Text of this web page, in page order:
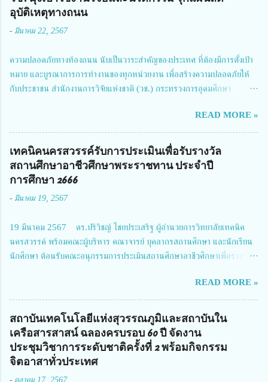
อุบัติเหตุทางถนน
- มีนาคม 22, 2567
ความปลอดภัยทางท้องถนน นับเป็นวาระสำคัญของประเทศ ที่ต้องมีการตั้งเป้า
หมาย และบูรณาการการทำงานของทุกหน่วยงาน เพื่อสร้างความปลอดภัยให้
กับประชาชน สำนักงานการวิจัยแห่งชาติ (วช.) กระทรวงการอุดมศึกษา
สมาคมวิศวกรรมชีวการแพทย์ไทย จัดการประชุมเผยแพร่ผลการดำเนินงาน
โครงการการวิจัยเชิงปฏิบัติการโดยบูรณาการทุกภาคส่วน เพื่อลดอุบัติเหตุและ
การเสียชีวิตให้สอดคล้องกับเป้าหมายแผนแม่บทฉบับที่ 5 ในวันที่ 22 มีนาคม
2567 โดยมี ดร.วิภารัตน์ ดีอ่อง ผู้อำนวยการสำนักงานการวิจัยแห่งชาติ เป็น
ประธานในพิธีเปิดพร้อมให้นโยบายการผลักดันงานวิจัยเพื่อความปลอดภัยทาง
การประชุมในครั้งนี้ นางสาวสตตกมล เกียรติพานิช ผู้อำนวยการกองบริหารทุน
Richmond Stylish Convention Hotel จังหวัดนนทบุรี ดร.วิภารัตน์ ดีอ่อง
ผู้อำนวยการสำนักงานการวิจัยแห่งชาติ กล่าวว่า วช. ในฐานะหน่วยงานบริหาร
จัดการทุนวิจัยและนวัตกรรมได้เล็งเห็นถึงความสำคัญของกา...
READ MORE »
เทคนิคนครสวรรค์รับการประเมินเพื่อรับรางวัล
สถานศึกษาอาชีวศึกษาพระราชทาน ประจำปี
การศึกษา 2666
- มีนาคม 19, 2567
19 มีนาคม 2567 ดร.ปริวิชญ์ ไชยประเสริฐ ผู้อำนวยการวิทยาลัยเทคนิค
นครสวรรค์ พร้อมคณะผู้บริหาร คณาจารย์ บุคลากรสถานศึกษา และนักเรียน
นักศึกษา ต้อนรับคณะอนุกรรมการประเมินสถานศึกษาอาชีวศึกษาเพื่อรางวัล
นายจักรภพ เนวะมาตย์ ผู้อำนวยการวิทยาลัยเทคนิคตาก ประธานคณะอนุกร
รมการฯ 1.นายวณิชา คณะใน ผู้ทรงคุณวุฒิ 2.นายภัทธาวุธ โพธา ผู้อำนวย
การวิทยาลัยสารพัดช่างกำแพงเพชร 3.นางสาวหัตถาภรณ์ เสาร์เรือน ผู้อำนวย
การวิทยาลัยการอาชีพบ้านตาก 4.นางเพ็ญศรี ขุนทอง ผู้อำนวยการวิทยาลัย
การอาชีพรัตนประสิทธิ์วิทย์ 5.นายธเนศ คงวังทอง ผู้อำนวยการวิทยาลัย
เกษตรและเทคโนโลยีพิจิตร 6.นายชัยณรงค์ คชมาตย์ ผู้อำนวยการวิทยาลัย
READ MORE »
สถาบันเทคโนโลยีแห่งสุวรรณภูมิและสถาบันใน
เครือสารสาสน์ ฉลองครบรอบ 60 ปี จัดงาน
ประชุมวิชาการระดับชาติครั้งที่ 2 พร้อมกิจกรรม
จิตอาสาทั่วประเทศ
- ตุลาคม 17, 2567